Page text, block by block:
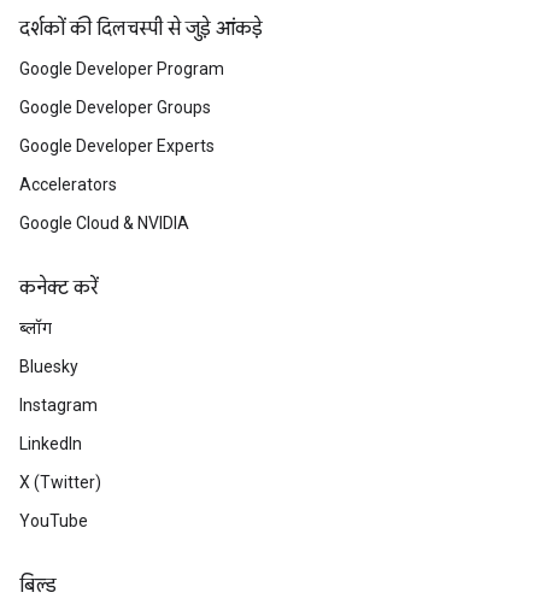
दर्शकों की दिलचस्पी से जुड़े आंकड़े
Google Developer Program
Google Developer Groups
Google Developer Experts
Accelerators
Google Cloud & NVIDIA
कनेक्ट करें
ब्लॉग
Bluesky
Instagram
LinkedIn
X (Twitter)
YouTube
बिल्ड